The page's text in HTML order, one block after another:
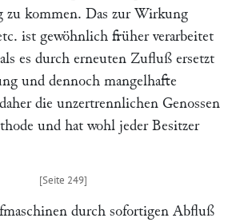
zu kommen. Das zur Wirkung
ist gewöhnlich früher verarbeitet
es durch erneuten Zufluß ersetzt
und dennoch mangelhafte
die unzertrennlichen Genossen
und hat wohl jeder Besitzer
durch sofortigen Abfluß